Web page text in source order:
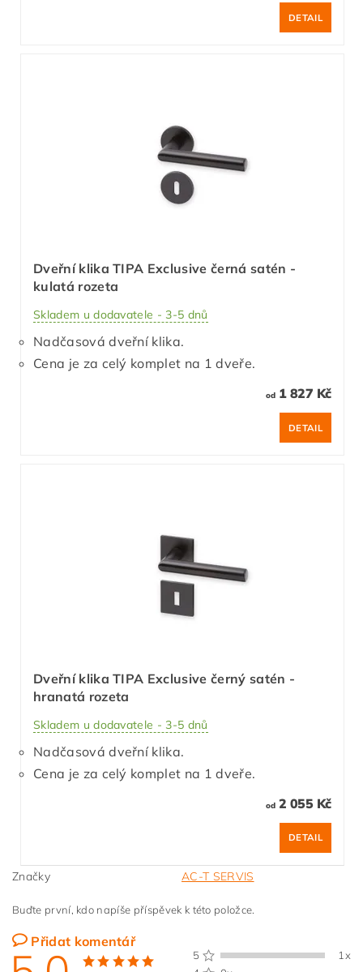
DETAIL
Dveřní klika TIPA Exclusive černá satén -
kulatá rozeta
Skladem u dodavatele - 3-5 dnů
Nadčasová dveřní klika.
Cena je za celý komplet na 1 dveře.
od1 827 Kč
DETAIL
Dveřní klika TIPA Exclusive černý satén -
hranatá rozeta
Skladem u dodavatele - 3-5 dnů
Nadčasová dveřní klika.
Cena je za celý komplet na 1 dveře.
od2 055 Kč
DETAIL
Značky AC-T SERVIS
Buďte první, kdo napíše příspěvek k této položce.
Přidat komentář
5
1x